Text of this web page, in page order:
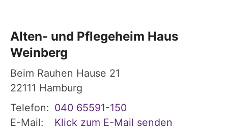
Alten- und Pflegeheim Haus
Weinberg
Beim Rauhen Hause 21
22111 Hamburg
Telefon: 040 65591-150
E-Mail:
Klick zum E-Mail senden